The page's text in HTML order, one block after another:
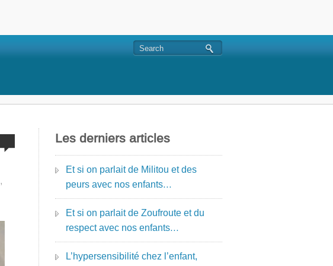
,
Les derniers articles
Et si on parlait de Militou et des
peurs avec nos enfants…
Et si on parlait de Zoufroute et du
respect avec nos enfants…
L’hypersensibilité chez l’enfant,